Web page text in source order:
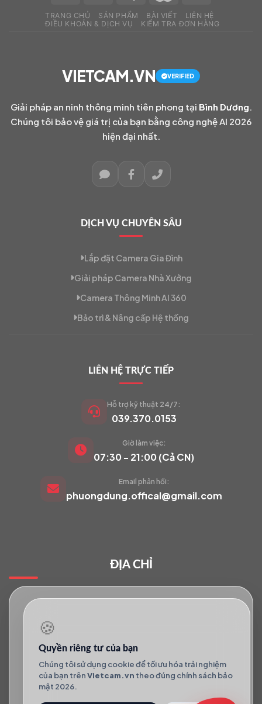
VIETCAM.VN
Đang trực tuyến
TRANG CHỦ SẢN PHẨM BÀI VIẾT
LIÊN HỆ
ĐIỀU KHOẢN & DỊCH VỤ
KIỂM TRA ĐƠN HÀNG
VIETCAM.VN VERIFIED
Giải pháp an ninh thông minh tiên phong tại Bình Dương.
Chúng tôi bảo vệ giá trị của bạn bằng công nghệ AI 2026
hiện đại nhất.
DỊCH VỤ CHUYÊN SÂU
Lắp đặt Camera Gia Đình
Giải pháp Camera Nhà Xưởng
Camera Thông Minh AI 360
Bảo trì & Nâng cấp Hệ thống
LIÊN HỆ TRỰC TIẾP
Hỗ trợ kỹ thuật 24/7:
039.370.0153
Giờ làm việc:
07:30 - 21:00 (Cả CN)
Email phản hồi:
phuongdung.offical@gmail.com
ĐỊA CHỈ
🍪
Quyền riêng tư của bạn
Chúng tôi sử dụng cookie để tối ưu hóa trải nghiệm
của bạn trênVietcam.vn theo đúng chính sách bảo
mật 2026.